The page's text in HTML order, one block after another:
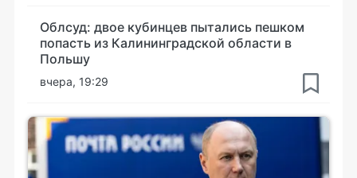
Облсуд: двое кубинцев пытались пешком
попасть из Калининградской области в
Польшу
вчера, 19:29